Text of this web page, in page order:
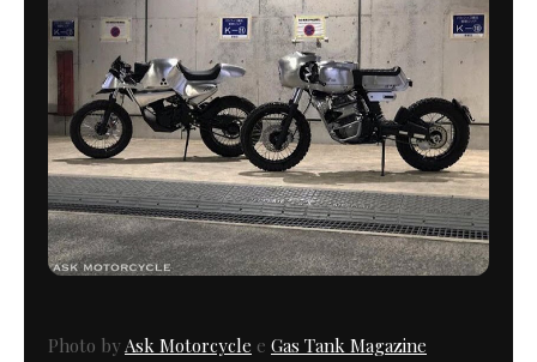
Photo byAsk Motorcycle e Gas Tank Magazine